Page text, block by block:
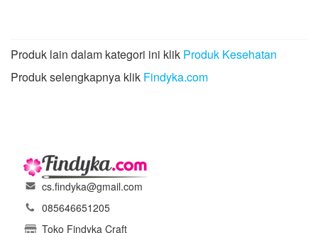
Produk lain dalam kategori ini klik Produk Kesehatan
Produk selengkapnya klik Findyka.com
cs.findyka@gmail.com
085646651205
Toko Findyka Craft